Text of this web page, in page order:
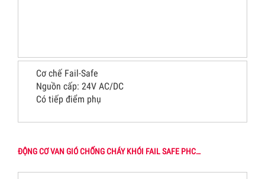
Cơ chế Fail-Safe
Nguồn cấp: 24V AC/DC
Có tiếp điểm phụ
ĐỘNG CƠ VAN GIÓ CHỐNG CHÁY KHÓI FAIL SAFE PHC…